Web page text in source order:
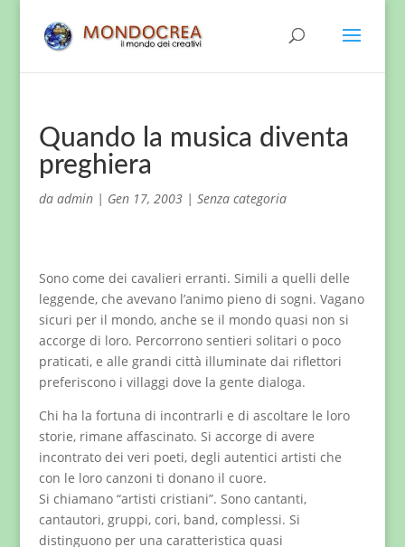
Quando la musica diventa
preghiera
da admin| Gen 17, 2003| Senza categoria
Sono come dei cavalieri erranti. Simili a quelli delle
leggende, che avevano l’animo pieno di sogni. Vagano
sicuri per il mondo, anche se il mondo quasi non si
accorge di loro. Percorrono sentieri solitari o poco
praticati, e alle grandi città illuminate dai riflettori
preferiscono i villaggi dove la gente dialoga.
Chi ha la fortuna di incontrarli e di ascoltare le loro
storie, rimane affascinato. Si accorge di avere
incontrato dei veri poeti, degli autentici artisti che
con le loro canzoni ti donano il cuore.
Si chiamano “artisti cristiani”. Sono cantanti,
cantautori, gruppi, cori, band, complessi. Si
distinguono per una caratteristica quasi